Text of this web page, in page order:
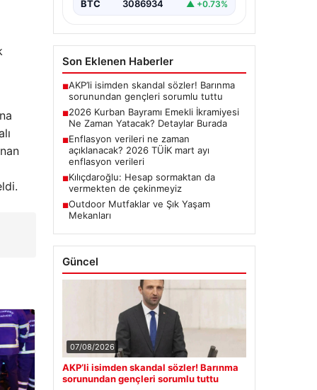
BTC 3086934 ▲ +0.73%
Son Eklenen Haberler
■AKP’li isimden skandal sözler! Barınma
sorunundan gençleri sorumlu tuttu
■2026 Kurban Bayramı Emekli İkramiyesi
Ne Zaman Yatacak? Detaylar Burada
■Enflasyon verileri ne zaman
açıklanacak? 2026 TÜİK mart ayı
enflasyon verileri
■Kılıçdaroğlu: Hesap sormaktan da
vermekten de çekinmeyiz
■Outdoor Mutfaklar ve Şık Yaşam
Mekanları
Güncel
07/08/2026
AKP’li isimden skandal sözler! Barınma
sorunundan gençleri sorumlu tuttu